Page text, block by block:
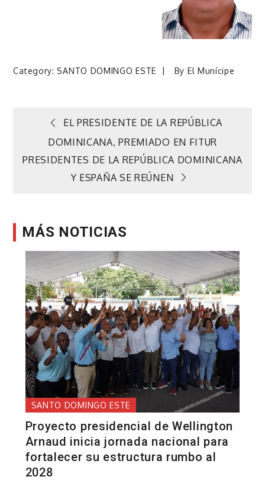
Category: SANTO DOMINGO ESTE By El Munícipe
Navegación
de
EL PRESIDENTE DE LA REPÚBLICA
DOMINICANA, PREMIADO EN FITUR
PRESIDENTES DE LA REPÚBLICA DOMINICANA
Y ESPAÑA SE REÚNEN
MÁS NOTICIAS
SANTO DOMINGO ESTE
Proyecto presidencial de Wellington
Arnaud inicia jornada nacional para
fortalecer su estructura rumbo al
2028